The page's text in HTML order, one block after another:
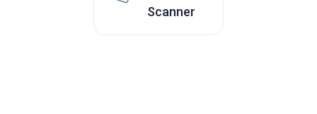
Scanner